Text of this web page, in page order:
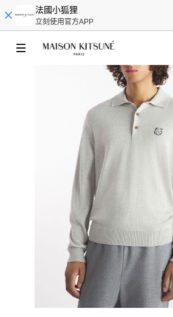
法國小狐狸
立刻使用官方APP